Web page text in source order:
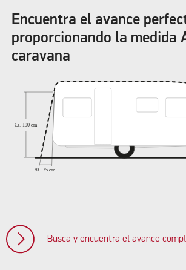
Encuentra el avance
proporcionando la medida
caravana
Busca y encuentra el avance